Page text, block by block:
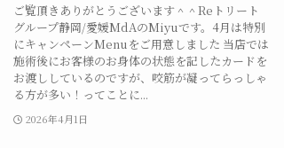
ご覧頂きありがとうございます＾＾Reトリート
グループ静岡/愛媛MdAのMiyuです。4月は特別
にキャンペーンMenuをご用意しました 当店では
施術後にお客様のお身体の状態を記したカードを
お渡ししているのですが、咬筋が凝ってらっしゃ
る方が多い！ってことに...
2026年4月1日